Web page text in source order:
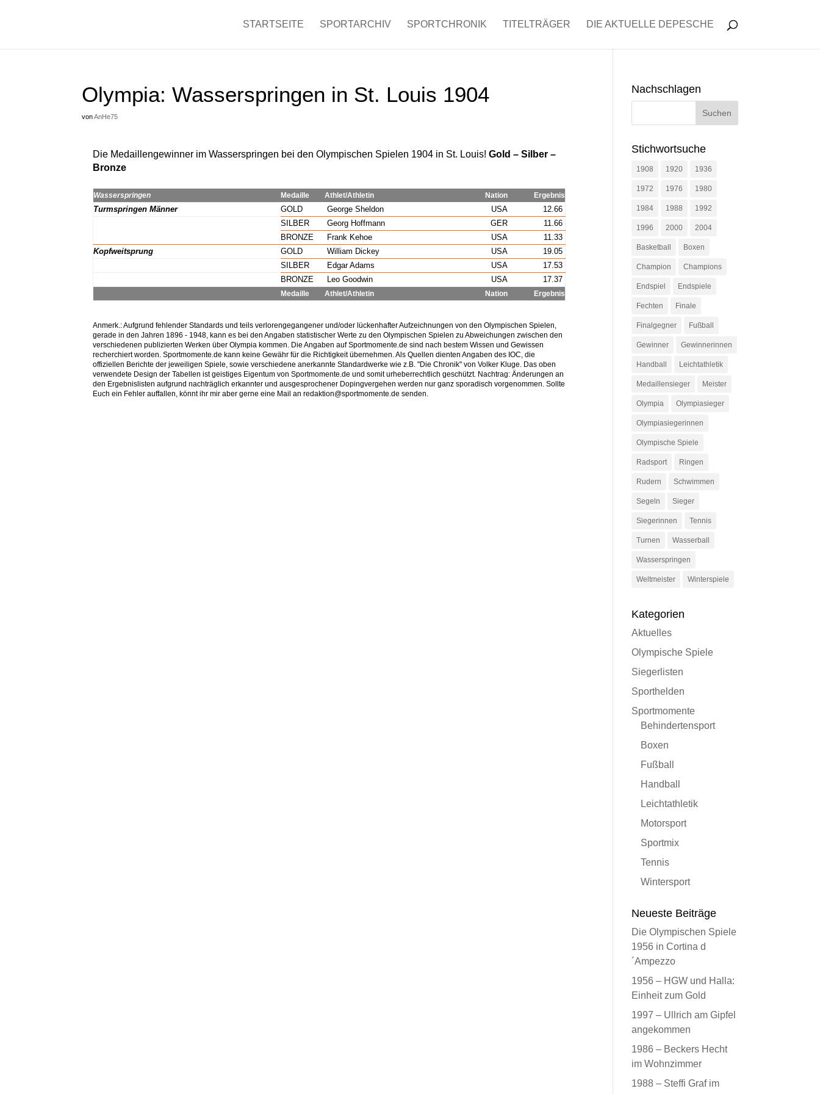
STARTSEITE SPORTARCHIV SPORTCHRONIK TITELTRÄGER DIE AKTUELLE DEPESCHE
Olympia: Wasserspringen in St. Louis 1904
vonAnHe75
Die Medaillengewinner im Wasserspringen bei den Olympischen Spielen 1904 in St. Louis!Gold – Silber –
Bronze
Wasserspringen Medaille Athlet/Athletin Nation Ergebnis
Turmspringen Männer GOLD George Sheldon USA
12.66
SILBER Georg Hoffmann GER
11.66
BRONZE Frank Kehoe USA
11.33
Kopfweitsprung
GOLD William Dickey USA
19.05
SILBER Edgar Adams USA
17.53
BRONZE Leo Goodwin USA 17.37
Medaille Athlet/Athletin Nation Ergebnis
Anmerk.: Aufgrund fehlender Standards und teils verlorengegangener und/oder lückenhafter Aufzeichnungen von den Olympischen Spielen,
gerade in den Jahren 1896 - 1948, kann es bei den Angaben statistischer Werte zu den Olympischen Spielen zu Abweichungen zwischen den
verschiedenen publizierten Werken über Olympia kommen. Die Angaben auf Sportmomente.de sind nach bestem Wissen und Gewissen
recherchiert worden. Sportmomente.de kann keine Gewähr für die Richtigkeit übernehmen. Als Quellen dienten Angaben des IOC, die
offiziellen Berichte der jeweiligen Spiele, sowie verschiedene anerkannte Standardwerke wie z.B. "Die Chronik" von Volker Kluge. Das oben
verwendete Design der Tabellen ist geistiges Eigentum von Sportmomente.de und somit urheberrechtlich geschützt. Nachtrag: Änderungen an
den Ergebnislisten aufgrund nachträglich erkannter und ausgesprochener Dopingvergehen werden nur ganz sporadisch vorgenommen. Sollte
Euch ein Fehler auffallen, könnt ihr mir aber gerne eine Mail an redaktion@sportmomente.de senden.
Nachschlagen
Stichwortsuche
1908 1920 1936
1972 1976 1980
1984 1988 1992
1996 2000 2004
Basketball Boxen
Champion Champions
Endspiel Endspiele
Fechten Finale
Finalgegner Fußball
Gewinner Gewinnerinnen
Handball Leichtathletik
Medaillensieger Meister
Olympia Olympiasieger
Olympiasiegerinnen
Olympische Spiele
Radsport Ringen
Rudern Schwimmen
Segeln Sieger
Siegerinnen Tennis
Turnen Wasserball
Wasserspringen
Weltmeister Winterspiele
Kategorien
Aktuelles
Olympische Spiele
Siegerlisten
Sporthelden
Sportmomente
Behindertensport
Boxen
Fußball
Handball
Leichtathletik
Motorsport
Sportmix
Tennis
Wintersport
Neueste Beiträge
Die Olympischen Spiele
1956 in Cortina d
´Ampezzo
1956 – HGW und Halla:
Einheit zum Gold
1997 – Ullrich am Gipfel
angekommen
1986 – Beckers Hecht
im Wohnzimmer
1988 – Steffi Graf im